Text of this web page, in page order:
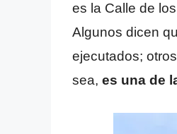
es la Calle de
Algunos dicen
ejecutados;
sea, es una de